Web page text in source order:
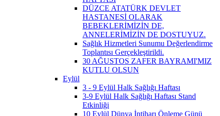
DÜZCE ATATÜRK DEVLET
HASTANESİ OLARAK
BEBEKLERİMİZİN DE,
ANNELERİMİZİN DE DOSTUYUZ.
Sağlık Hizmetleri Sunumu Değerlendirme
Toplantısı Gerçekleştirildi.
30 AĞUSTOS ZAFER BAYRAMI'MIZ
KUTLU OLSUN
Eylül
3 - 9 Eylül Halk Sağlığı Haftası
3-9 Eylül Halk Sağlığı Haftası Stand
Etkinliği
10 Eylül Dünya İntiharı Önleme Günü